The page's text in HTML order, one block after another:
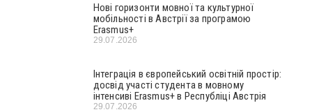
Нові горизонти мовної та культурної
мобільності в Австрії за програмою
Erasmus+
29.07.2026
Інтеграція в європейський освітній простір:
досвід участі студента в мовному
інтенсиві Erasmus+ в Республіці Австрія
29.07.2026